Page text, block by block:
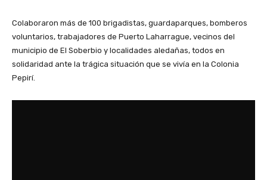
Colaboraron más de 100 brigadistas, guardaparques, bomberos
voluntarios, trabajadores de Puerto Laharrague, vecinos del
municipio de El Soberbio y localidades aledañas, todos en
solidaridad ante la trágica situación que se vivía en la Colonia
Pepirí.